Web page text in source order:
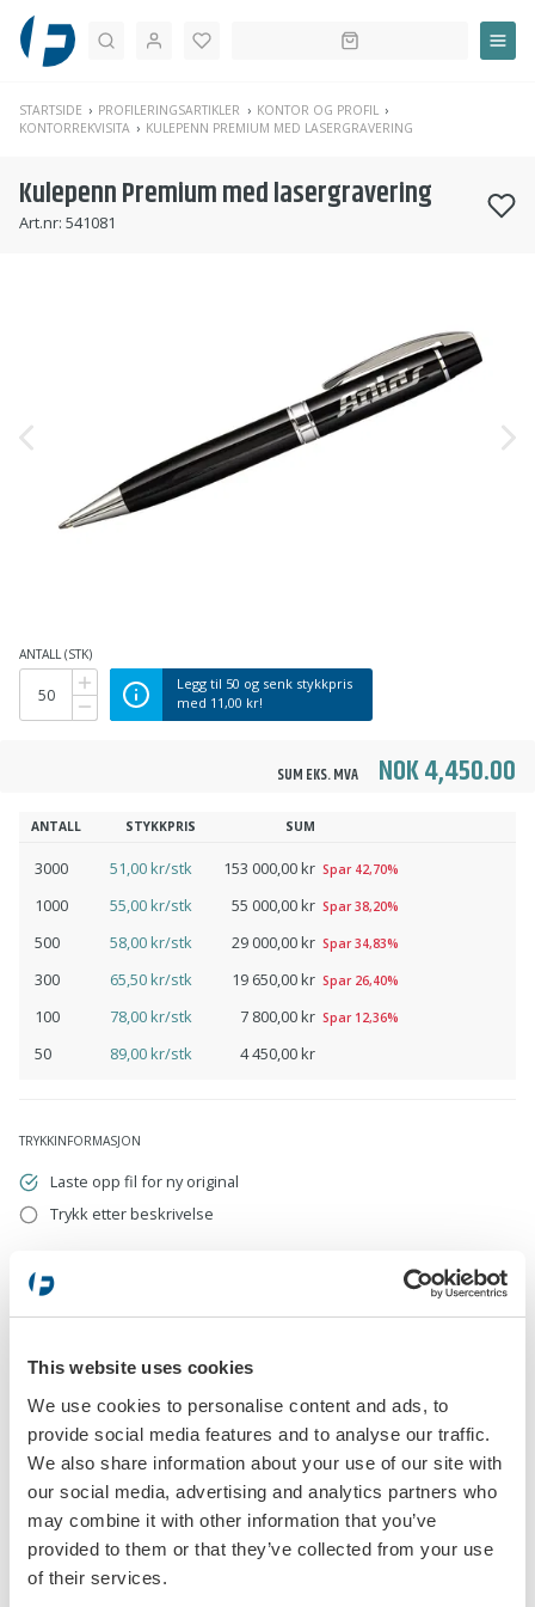
This website uses cookies
We use cookies to personalise content and ads, to
provide social media features and to analyse our traffic.
We also share information about your use of our site with
our social media, advertising and analytics partners who
may combine it with other information that you’ve
provided to them or that they’ve collected from your use
of their services.
Søk
STARTSIDE PROFILERINGSARTIKLER
KONTOR OG PROFIL
KONTORREKVISITA
KULEPENN PREMIUM MED LASERGRAVERING
Kulepenn Premium med lasergravering
Art.nr: 541081
ANTALL (STK)
Legg til 50 og senk stykkpris
med 11,00 kr!
SUM EKS. MVA NOK 4,450.00
ANTALL STYKKPRIS SUM
3000 51,00 kr/stk 153 000,00 kr Spar 42,70%
1000 55,00 kr/stk 55 000,00 kr Spar 38,20%
500 58,00 kr/stk 29 000,00 kr Spar 34,83%
300 65,50 kr/stk 19 650,00 kr Spar 26,40%
100 78,00 kr/stk 7 800,00 kr Spar 12,36%
50 89,00 kr/stk 4 450,00 kr
TRYKKINFORMASJON
Laste opp fil for ny original
Trykk etter beskrivelse
eps, pdf, ai, cdr, jpg, psd, png
Trykk etter beskrivelse